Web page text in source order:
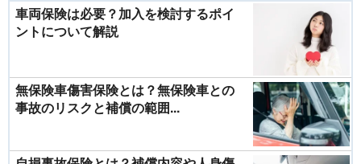
車両保険は必要？加入を検討するポイ
ントについて解説
無保険車傷害保険とは？無保険車との
事故のリスクと補償の範囲...